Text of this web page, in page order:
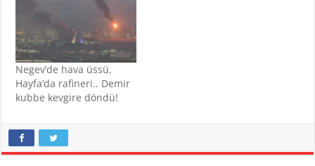
Negev’de hava üssü,
Hayfa’da rafineri.. Demir
kubbe kevgire döndü!